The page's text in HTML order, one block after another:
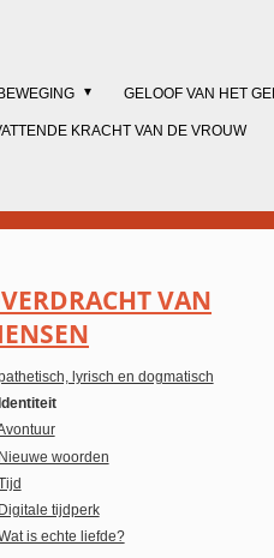
GELOOF VAN HET
KRACHT VAN DE VROUW
VAN
lyrisch en dogmatisch
Identiteit
Nieuwe woorden
Digitale tijdperk
is echte liefde?